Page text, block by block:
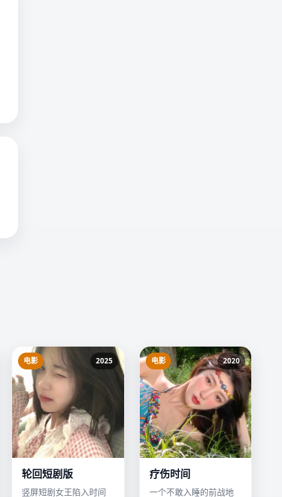
电影 2025
轮回短剧版
竖屏短剧女王陷入时间
电影 2020
疗伤时间
一个不敢入睡的前战地